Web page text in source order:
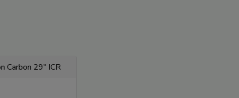
Carbon 29" ICR